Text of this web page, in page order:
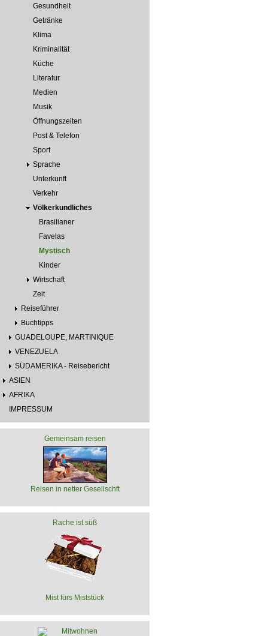
Gesundheit
Getränke
Klima
Kriminalität
Küche
Literatur
Medien
Musik
Öffnungszeiten
Post & Telefon
Sport
Sprache
Unterkunft
Verkehr
Völkerkundliches
Brasilianer
Favelas
Mystisch
Kinder
Wirtschaft
Zeit
Reiseführer
Buchtipps
GUADELOUPE, MARTINIQUE
VENEZUELA
SÜDAMERIKA - Reisebericht
ASIEN
AFRIKA
IMPRESSUM
Gemeinsam reisen
Reisen in netter Gesellschft
Rache ist süß
Mist fürs Miststück